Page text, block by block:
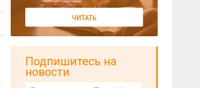
ЧИТАТЬ
Подпишитесь на
новости